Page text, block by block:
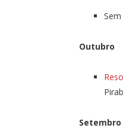
Outubro
Setembro